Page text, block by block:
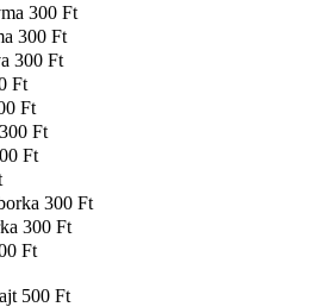
300 Ft
300 Ft
300 Ft
Ft
Ft
300 Ft
Ft
300 Ft
300 Ft
Ft
500 Ft